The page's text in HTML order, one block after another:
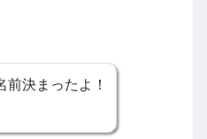
前決まったよ！